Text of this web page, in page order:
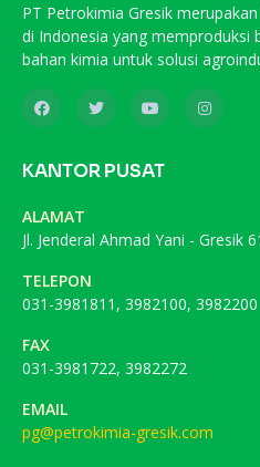
PT Petrokimia Gresik
di Indonesia yang memproduksi
bahan kimia untuk solusi
KANTOR PUSAT
ALAMAT
Jl. Jenderal Ahmad Yani - Gresik
TELEPON
031-3981811, 3982100, 3982200
FAX
031-3981722, 3982272
EMAIL
pg@petrokimia-gresik.com